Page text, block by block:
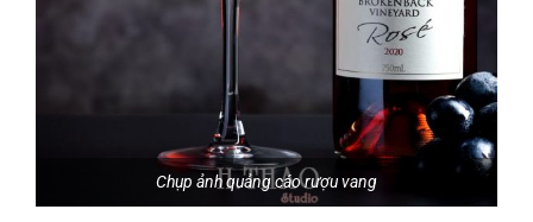
Chụp ảnh quảng cáo rượu vang